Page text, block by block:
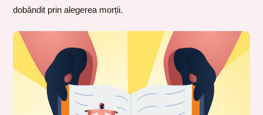
dobândit prin alegerea morții.